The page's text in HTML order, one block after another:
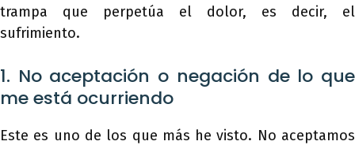
trampa que perpetúa el dolor, es decir, el
sufrimiento.
1. No aceptación o negación de lo que
me está ocurriendo
Este es uno de los que más he visto. No aceptamos